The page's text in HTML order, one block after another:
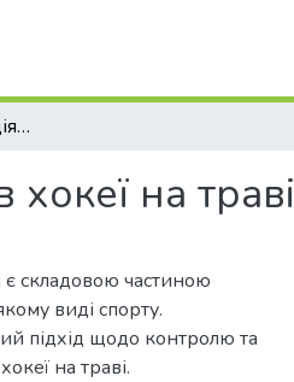
Контроль змагальної діяльності команди в хокеї на траві
на траві
є складовою частиною
виді спорту.
підхід щодо контролю та
на траві.